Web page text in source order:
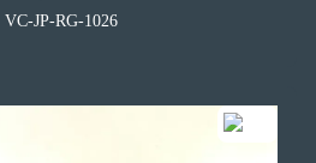
VC-JP-RG-1026